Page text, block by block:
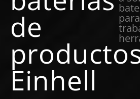
de
Einhell